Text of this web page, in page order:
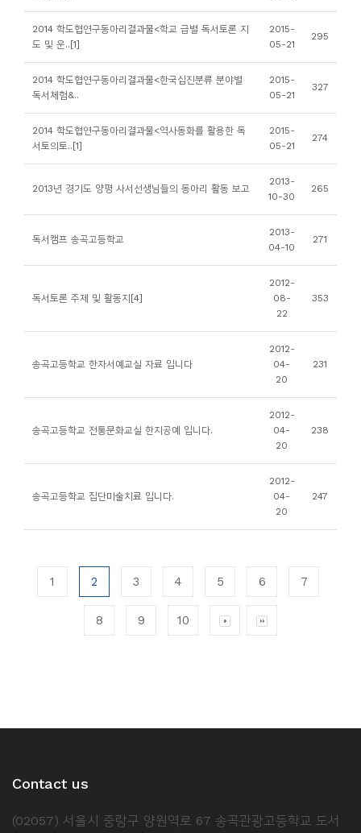
2014 학도협연구동아리결과물<학교 급별 독서토론 지
도 및 운..[1]
2015-
05-21
295
2014 학도협연구동아리결과물<한국십진분류 분야별
독서체험&..
2015-
05-21
327
2014 학도협연구동아리결과물<역사동화를 활용한 독
서토의토..[1]
2015-
05-21
274
2013년 경기도 양평 사서선생님들의 동아리 활동 보고
2013-
10-30
265
독서캠프 송곡고등학교
2013-
04-10
271
독서토론 주제 및 활동지[4]
2012-
08-
22
353
송곡고등학교 한자서예교실 자료 입니다
2012-
04-
20
231
송곡고등학교 전통문화교실 한지공예 입니다.
2012-
04-
20
238
송곡고등학교 집단미술치료 입니다.
2012-
04-
20
247
1 2 3 4 5 6 7
8 9 10
Contact us
(02057) 서울시 중랑구 양원역로 67 송곡관광고등학교 도서
자
및